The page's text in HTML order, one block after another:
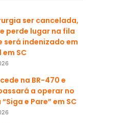
ser cancelada,
perde lugar na fila
será indenizado em
em SC
na BR-470 e
a operar no
e Pare” em SC